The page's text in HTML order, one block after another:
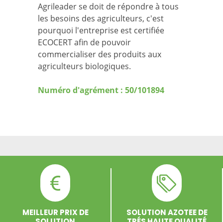
Agrileader se doit de répondre à tous
les besoins des agriculteurs, c'est
pourquoi l'entreprise est certifiée
ECOCERT afin de pouvoir
commercialiser des produits aux
agriculteurs biologiques.
Numéro d'agrément : 50/101894
MEILLEUR PRIX DE
SOLUTION AZOTEE DE